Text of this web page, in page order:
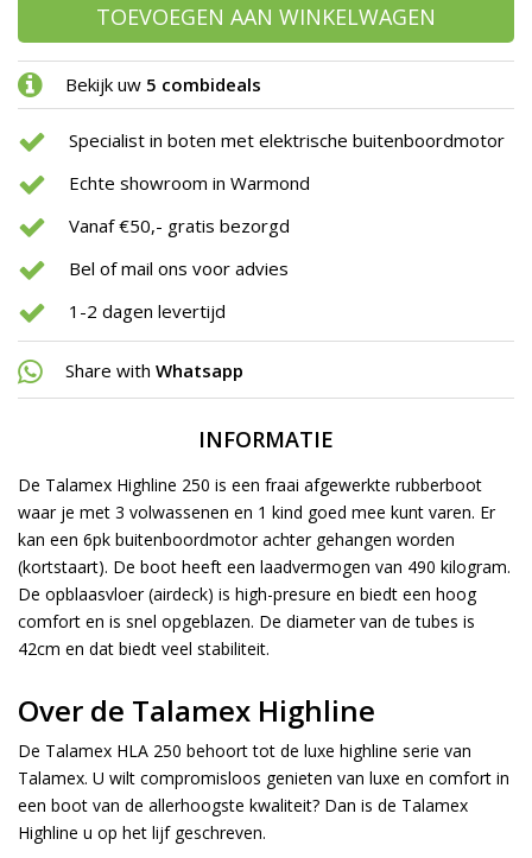
TOEVOEGEN AAN WINKELWAGEN
Bekijk uw 5 combideals
Specialist in boten met elektrische buitenboordmotor
Echte showroom in Warmond
Vanaf €50,- gratis bezorgd
Bel of mail ons voor advies
1-2 dagen levertijd
Share with Whatsapp
INFORMATIE
De Talamex Highline 250 is een fraai afgewerkte rubberboot
waar je met 3 volwassenen en 1 kind goed mee kunt varen. Er
kan een 6pk buitenboordmotor achter gehangen worden
(kortstaart). De boot heeft een laadvermogen van 490 kilogram.
De opblaasvloer (airdeck) is high-presure en biedt een hoog
comfort en is snel opgeblazen. De diameter van de tubes is
42cm en dat biedt veel stabiliteit.
Over de Talamex Highline
De Talamex HLA 250 behoort tot de luxe highline serie van
Talamex. U wilt compromisloos genieten van luxe en comfort in
een boot van de allerhoogste kwaliteit? Dan is de Talamex
Highline u op het lijf geschreven.